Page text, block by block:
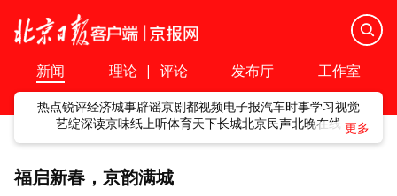
新闻 理论 | 评论 发布厅 工作室
热点锐评经济城事辟谣京剧都视频电子报汽车时事学习视觉
艺绽深读京味纸上听体育天下长城北京民声北晚在线
福启新春，京韵满城